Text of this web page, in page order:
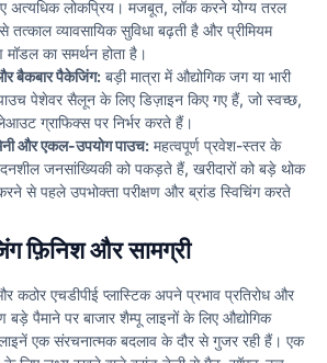
अत्यधिक लोकप्रिय। मजबूत, लॉक करने योग्य तरल
तत्काल व्यावसायिक सुविधा बढ़ती है और प्रीमियम
मॉडल का समर्थन होता है।
बैकबार पैकेजिंग: बड़ी मात्रा में औद्योगिक जग या भारी
पेशेवर सैलून के लिए डिज़ाइन किए गए हैं, जो स्वच्छ,
ग्राफिक्स पर निर्भर करते हैं।
और एकल-उपयोग पाउच: महत्वपूर्ण प्रवेश-स्तर के
जनसांख्यिकी को पकड़ते हैं, खरीदारों को बड़े थोक
करने से पहले उपभोक्ता परीक्षण और ब्रांड स्विचिंग करते
फ़िनिश और सामग्री
एचडीपीई प्लास्टिक अपने प्रभाव प्रतिरोध और
बड़े पैमाने पर बाजार शैम्पू लाइनों के लिए औद्योगिक
एक संरचनात्मक बदलाव के दौर से गुजर रही हैं। एक